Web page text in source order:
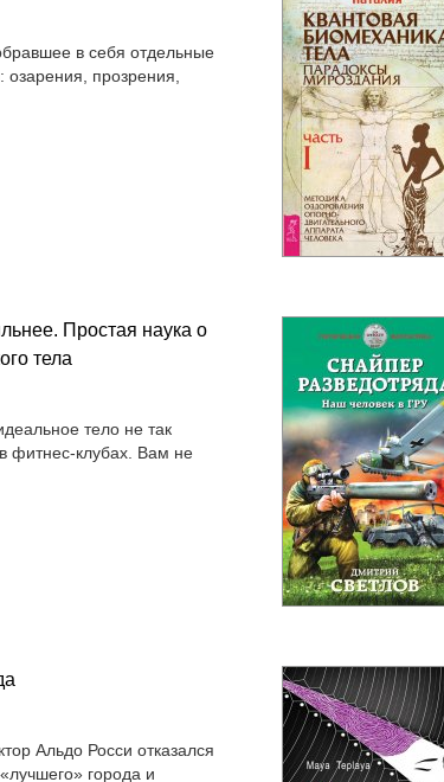
в себя отдельные
озарения, прозрения,
Простая наука о
тела
тело не так
фитнес-клубах. Вам не
Альдо Росси отказался
города и